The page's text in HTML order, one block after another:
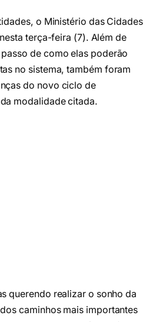
o Ministério das Cidades
terça-feira (7). Além de
de como elas poderão
no sistema, também foram
do novo ciclo de
modalidade citada.
querendo realizar o sonho da
caminhos mais importantes